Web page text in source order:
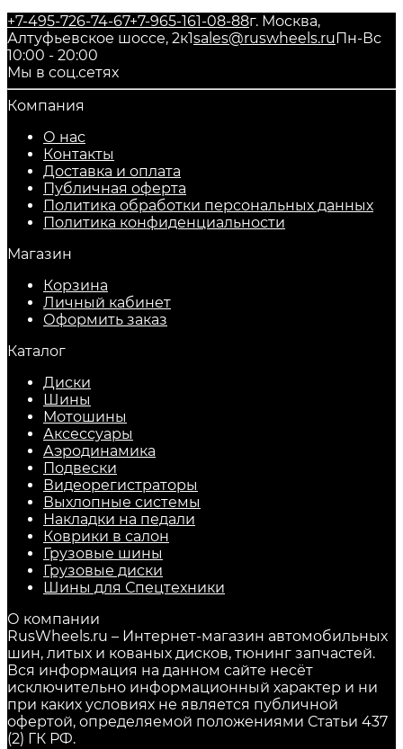
+7-495-726-74-67+7-965-161-08-88г. Москва,
Алтуфьевское шоссе, 2к1sales@ruswheels.ruПн-Вс
10:00 - 20:00
Мы в соц.сетях
Компания
О нас
Контакты
Доставка и оплата
Публичная оферта
Политика обработки персональных данных
​Политика конфиденциальности
Магазин
Корзина
Личный кабинет
Оформить заказ
Каталог
Диски
Шины
Мотошины
Аксессуары
Аэродинамика
Подвески
Видеорегистраторы
Выхлопные системы
Накладки на педали
Коврики в салон
Грузовые шины
Грузовые диски
Шины для Спецтехники
О компании
RusWheels.ru – Интернет-магазин автомобильных
шин, литых и кованых дисков, тюнинг запчастей.
Вся информация на данном сайте несёт
исключительно информационный характер и ни
при каких условиях не является публичной
офертой, определяемой положениями Статьи 437
(2) ГК РФ.